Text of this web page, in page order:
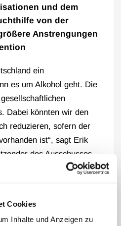
Cookies
Inhalte und Anzeigen zu
und dem
von der
Anstrengungen
ein
es um Alkohol geht. Die
Dabei könnten wir den
reduzieren, sofern der
ist“, sagt Erik
des Ausschusses
Bundesärztekammer.
Deutschen Gesellschaft
Suchttherapie, der